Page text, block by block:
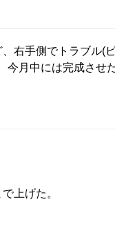
右手側でトラブル(
今月中には完成させ
上げた。